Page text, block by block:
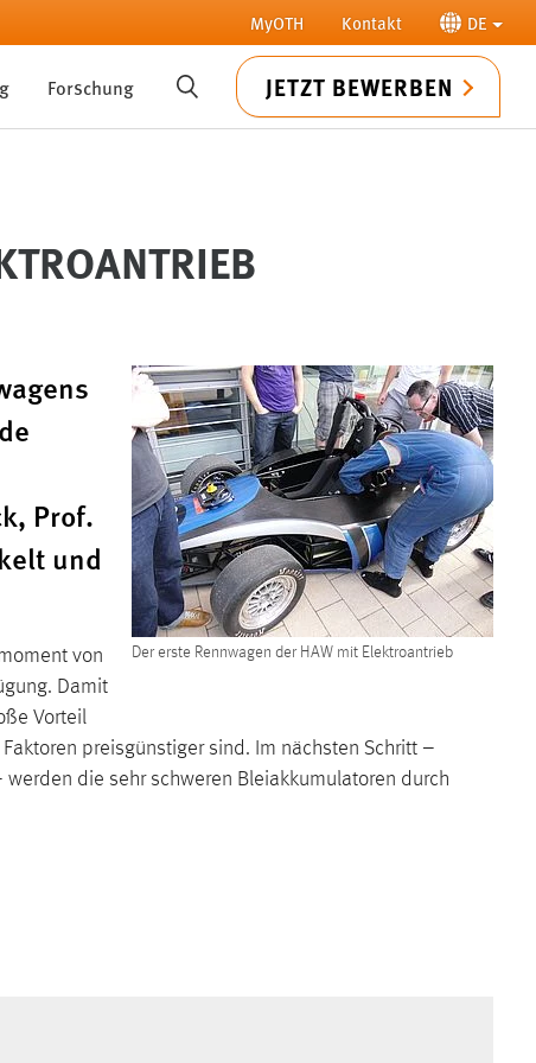
MyOTH Kontakt DE
Forschung SUCHE JETZT BEWERBEN
Der erste Rennwagen der HAW mit Elektroantrieb
Prof.
und
von
Damit
Vorteil
preisgünstiger sind. Im nächsten Schritt –
die sehr schweren Bleiakkumulatoren durch